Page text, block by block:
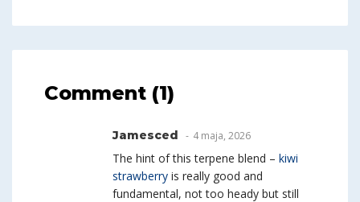
Comment (1)
Jamesced 4 maja, 2026
The hint of this terpene blend – kiwi
strawberry is really good and
fundamental, not too heady but still